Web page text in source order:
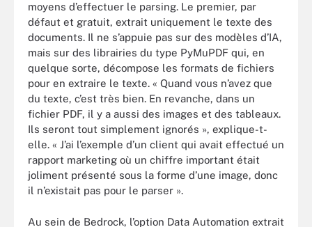
moyens d’effectuer le parsing. Le premier, par
défaut et gratuit, extrait uniquement le texte des
documents. Il ne s’appuie pas sur des modèles d’IA,
mais sur des librairies du type PyMuPDF qui, en
quelque sorte, décompose les formats de fichiers
pour en extraire le texte. « Quand vous n’avez que
du texte, c’est très bien. En revanche, dans un
fichier PDF, il y a aussi des images et des tableaux.
Ils seront tout simplement ignorés », explique-t-
elle. « J’ai l’exemple d’un client qui avait effectué un
rapport marketing où un chiffre important était
joliment présenté sous la forme d’une image, donc
il n’existait pas pour le parser ».
Au sein de Bedrock, l’option Data Automation extrait